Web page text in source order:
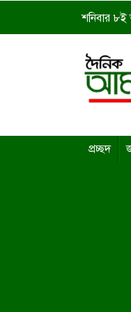
শনিবার ৮ই
প্রচ্ছদ